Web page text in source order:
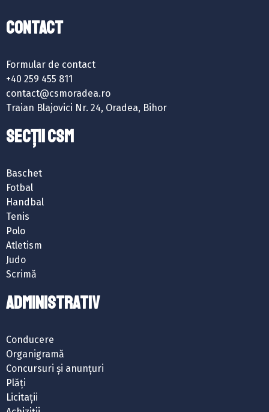
Contact
Formular de contact
+40 259 455 811
contact@csmoradea.ro
Traian Blajovici Nr. 24, Oradea, Bihor
SECȚII CSM
Baschet
Fotbal
Handbal
Tenis
Polo
Atletism
Judo
Scrimă
ADMINISTRATIV
Conducere
Organigramă
Concursuri și anunțuri
Plăți
Licitații